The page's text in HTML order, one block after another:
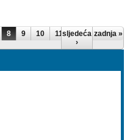
8 9 10 11 12 …
sljedeća
›
zadnja »